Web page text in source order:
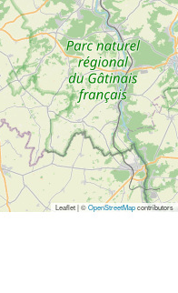
Leaflet | ©OpenStreetMapcontributors